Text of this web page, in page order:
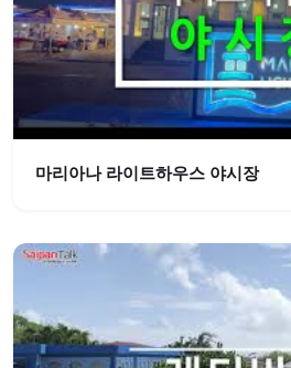
마리아나 라이트하우스 야시장